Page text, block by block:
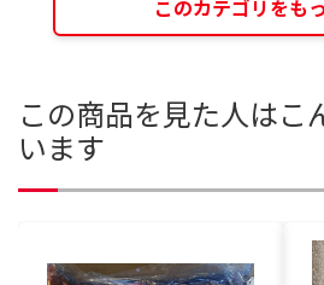
このカテゴリをも
この商品を見た人はこ
います